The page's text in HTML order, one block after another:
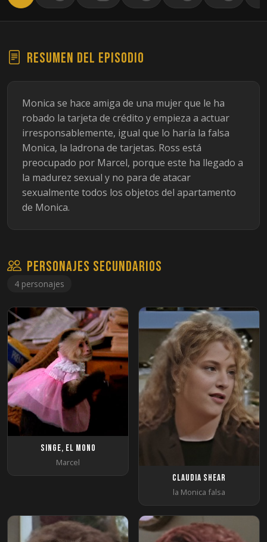
Resumen del episodio
Monica se hace amiga de una mujer que le ha
robado la tarjeta de crédito y empieza a actuar
irresponsablemente, igual que lo haría la falsa
Monica, la ladrona de tarjetas. Ross está
preocupado por Marcel, porque este ha llegado a
la madurez sexual y no para de atacar
sexualmente todos los objetos del apartamento
de Monica.
Personajes secundarios
4 personajes
Singe, el mono
Marcel
Claudia Shear
la Monica falsa